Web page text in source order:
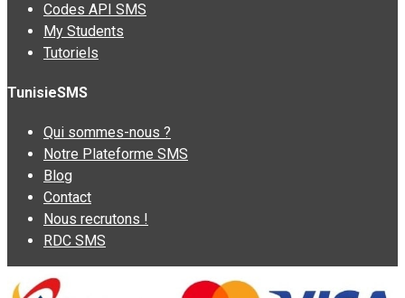
Codes API SMS
My Students
Tutoriels
TunisieSMS
Qui sommes-nous ?
Notre Plateforme SMS
Blog
Contact
Nous recrutons !
RDC SMS